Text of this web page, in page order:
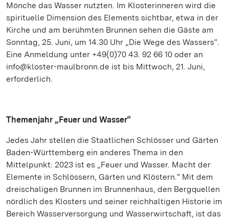
Mönche das Wasser nutzten. Im Klosterinneren wird die
spirituelle Dimension des Elements sichtbar, etwa in der
Kirche und am berühmten Brunnen sehen die Gäste am
Sonntag, 25. Juni, um 14.30 Uhr „Die Wege des Wassers“.
Eine Anmeldung unter +49(0)70 43. 92 66 10 oder an
info@kloster-maulbronn.de ist bis Mittwoch, 21. Juni,
erforderlich.
Themenjahr „Feuer und Wasser“
Jedes Jahr stellen die Staatlichen Schlösser und Gärten
Baden-Württemberg ein anderes Thema in den
Mittelpunkt: 2023 ist es „Feuer und Wasser. Macht der
Elemente in Schlössern, Gärten und Klöstern.“ Mit dem
dreischaligen Brunnen im Brunnenhaus, den Bergquellen
nördlich des Klosters und seiner reichhaltigen Historie im
Bereich Wasserversorgung und Wasserwirtschaft, ist das